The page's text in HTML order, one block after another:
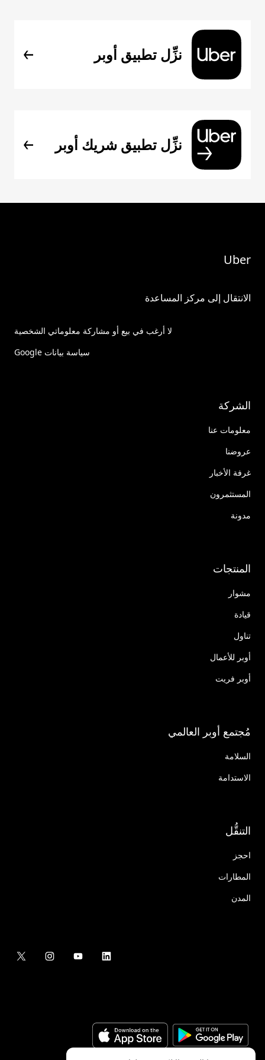
نزِّل تطبيق أوبر
نزِّل تطبيق شريك أوبر
Uber
الانتقال إلى مركز المساعدة
لا أرغب في بيع أو مشاركة معلوماتي الشخصية
سياسة بيانات Google
الشركة
معلومات عنا
عروضنا
غرفة الأخبار
المستثمرون
مدونة
المنتجات
مشوار
قيادة
تناول
أوبر للأعمال
أوبر فريت
مُجتمع أوبر العالمي
السلامة
الاستدامة
التنقُّل
احجز
المطارات
المدن